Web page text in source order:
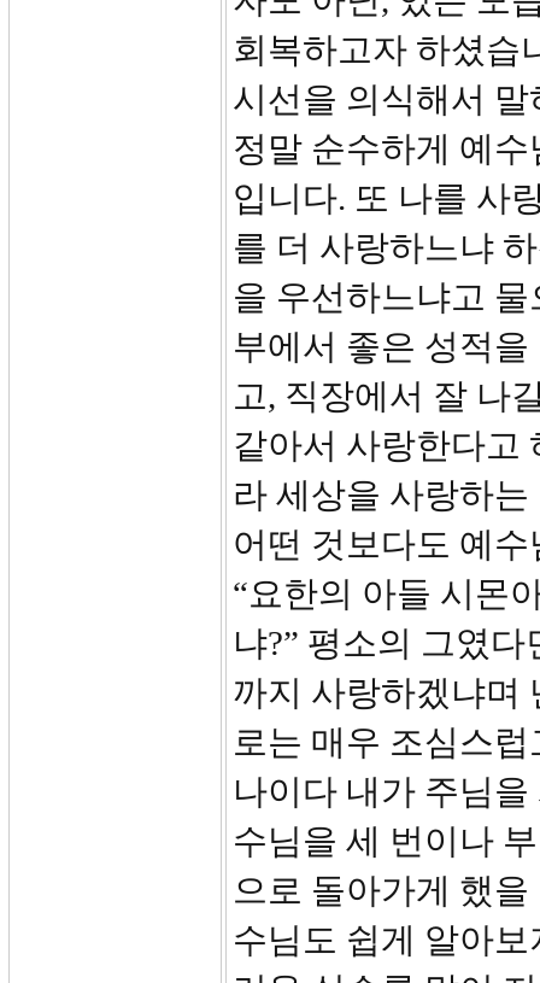
회복하고자 하셨습
시선을 의식해서
정말 순수하게 예
입니다. 또 나를 사
를 더 사랑하느냐
을 우선하느냐고
부에서 좋은 성적
고, 직장에서 잘 나
같아서 사랑한다고
라 세상을 사랑하
어떤 것보다도 예
“요한의 아들 시몬
냐?” 평소의 그였
까지 사랑하겠냐며
로는 매우 조심스
나이다 내가 주님
수님을 세 번이나
으로 돌아가게 했
수님도 쉽게 알아